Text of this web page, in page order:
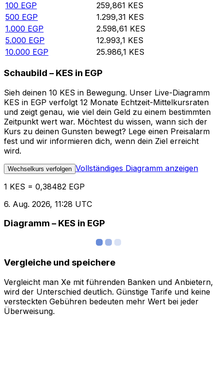
100 EGP 259,861 KES
500 EGP 1.299,31 KES
1.000 EGP 2.598,61 KES
5.000 EGP 12.993,1 KES
10.000 EGP 25.986,1 KES
Schaubild – KES in EGP
Sieh deinen 10 KES in Bewegung. Unser Live-Diagramm
KES in EGP verfolgt 12 Monate Echtzeit-Mittelkursraten
und zeigt genau, wie viel dein Geld zu einem bestimmten
Zeitpunkt wert war. Möchtest du wissen, wann sich der
Kurs zu deinen Gunsten bewegt? Lege einen Preisalarm
fest und wir informieren dich, wenn dein Ziel erreicht
wird.
Wechselkurs verfolgen Vollständiges Diagramm anzeigen
1 KES = 0,38482 EGP
6. Aug. 2026, 11:28 UTC
Diagramm – KES in EGP
Vergleiche und speichere
Vergleicht man Xe mit führenden Banken und Anbietern,
wird der Unterschied deutlich. Günstige Tarife und keine
versteckten Gebühren bedeuten mehr Wert bei jeder
Überweisung.